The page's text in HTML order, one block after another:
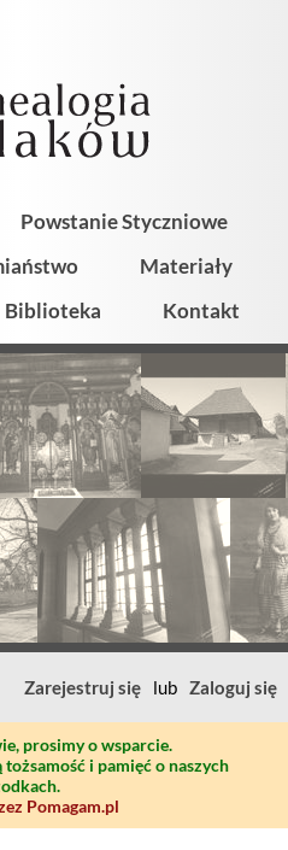
Powstanie Styczniowe
Materiały
Biblioteka Kontakt
Zarejestruj się lub Zaloguj się
prosimy o wsparcie.
i pamięć o naszych
Pomagam.pl